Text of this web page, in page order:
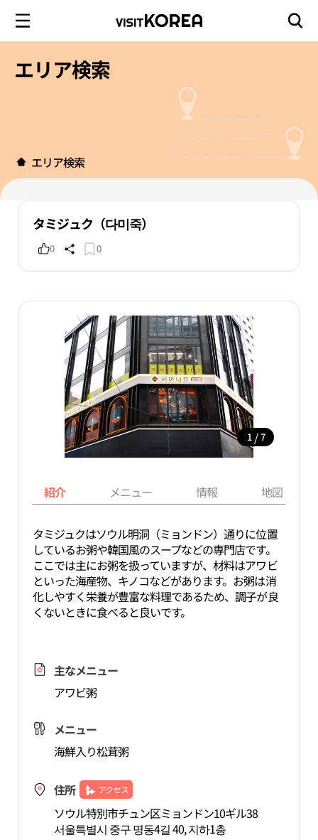
エリア検索
エリア検索
タミジュク（다미죽）
0 0
1 / 7
紹介 メニュー 情報 地図
タミジュクはソウル明洞（ミョンドン）通りに位置
しているお粥や韓国風のスープなどの専門店です。
ここでは主にお粥を扱っていますが、材料はアワビ
といった海産物、キノコなどがあります。お粥は消
化しやすく栄養が豊富な料理であるため、調子が良
くないときに食べると良いです。
主なメニュー
アワビ粥
メニュー
海鮮入り松茸粥
住所 アクセス
ソウル特別市チュン区ミョンドン10ギル38
서울특별시 중구 명동4길 40, 지하1층